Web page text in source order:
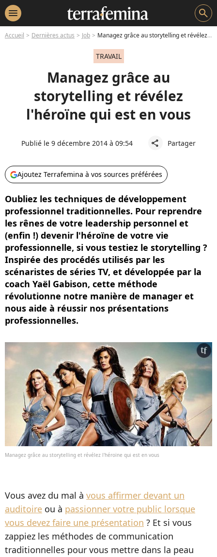
menu search
Accueil Dernières actus Job Managez grâce au storytelling et révélez l'héroïne qui est en vous
TRAVAIL
Managez grâce au
storytelling et révélez
l'héroïne qui est en vous
Publié le 9 décembre 2014 à 09:54 share Partager
Ajoutez Terrafemina à vos sources préférées
Oubliez les techniques de développement
professionnel traditionnelles. Pour reprendre
les rênes de votre leadership personnel et
(enfin !) devenir l'héroïne de votre vie
professionnelle, si vous testiez le storytelling ?
Inspirée des procédés utilisés par les
scénaristes de séries TV, et développée par la
coach Yaël Gabison, cette méthode
révolutionne notre manière de manager et
nous aide à réussir nos présentations
professionnelles.
Managez grâce au storytelling et révélez l'héroïne qui est en vous
Vous avez du mal à vous affirmer devant un
auditoire ou à passionner votre public lorsque
vous devez faire une présentation ? Et si vous
zappiez les méthodes de communication
traditionnelles pour vous mettre dans la peau